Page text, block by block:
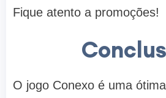
Fique atento a promoções!
O jogo Conexo é uma